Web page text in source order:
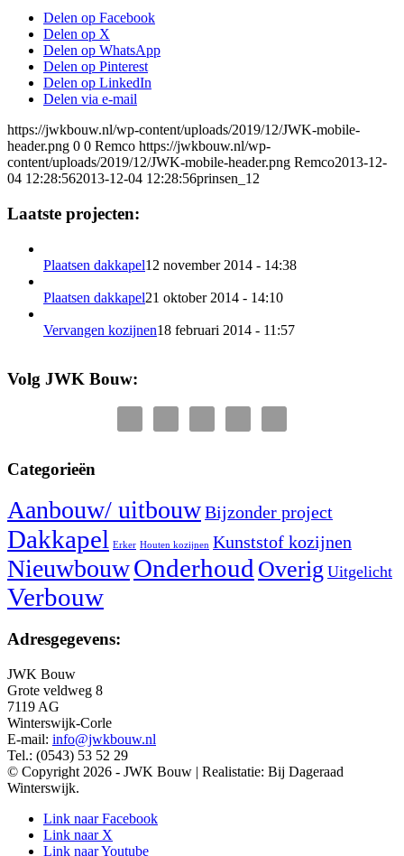
Delen op Facebook
Delen op X
Delen op WhatsApp
Delen op Pinterest
Delen op LinkedIn
Delen via e-mail
https://jwkbouw.nl/wp-content/uploads/2019/12/JWK-mobile-
header.png 0 0 Remco https://jwkbouw.nl/wp-
content/uploads/2019/12/JWK-mobile-header.png Remco2013-12-
04 12:28:562013-12-04 12:28:56prinsen_12
Laatste projecten:
Plaatsen dakkapel12 november 2014 - 14:38
Plaatsen dakkapel21 oktober 2014 - 14:10
Vervangen kozijnen18 februari 2014 - 11:57
Volg JWK Bouw:
Categorieën
Aanbouw/ uitbouwBijzonder project
Dakkapel Erker Houten kozijnen Kunststof kozijnen
NieuwbouwOnderhoud Overig Uitgelicht
Verbouw
Adresgegevens:
JWK Bouw
Grote veldweg 8
7119 AG
Winterswijk-Corle
E-mail: info@jwkbouw.nl
Tel.: (0543) 53 52 29
© Copyright 2026 - JWK Bouw | Realistatie: Bij Dageraad
Winterswijk.
Link naar Facebook
Link naar X
Link naar Youtube